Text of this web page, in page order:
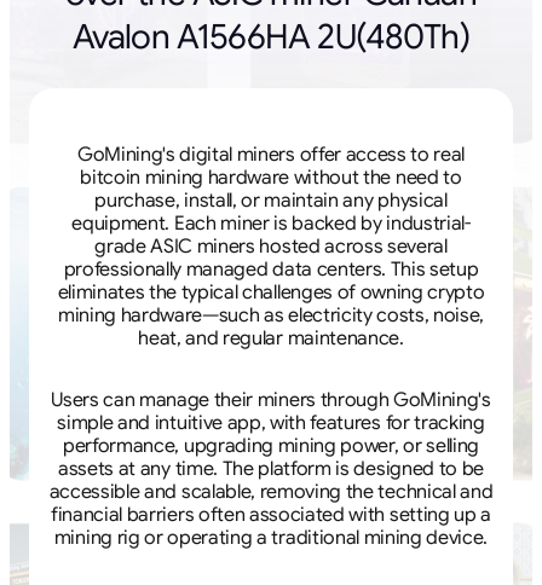
Avalon A1566HA 2U(480Th)
GoMining's digital miners offer access to real
bitcoin mining hardware without the need to
purchase, install, or maintain any physical
equipment. Each miner is backed by industrial-
grade ASIC miners hosted across several
professionally managed data centers. This setup
eliminates the typical challenges of owning crypto
mining hardware—such as electricity costs, noise,
heat, and regular maintenance.
Users can manage their miners through GoMining's
simple and intuitive app, with features for tracking
performance, upgrading mining power, or selling
assets at any time. The platform is designed to be
accessible and scalable, removing the technical and
financial barriers often associated with setting up a
mining rig or operating a traditional mining device.